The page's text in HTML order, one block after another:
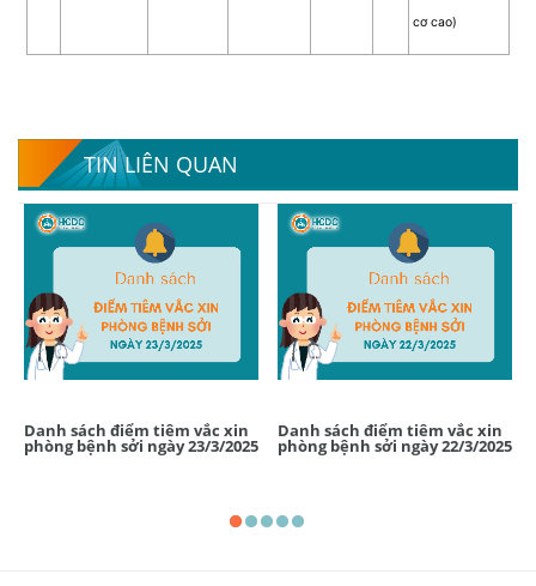
cơ cao)
TIN LIÊN QUAN
Danh sách điểm tiêm vắc xin
phòng bệnh sởi ngày 23/3/2025
Danh sách điểm tiêm vắc xin
phòng bệnh sởi ngày 22/3/2025